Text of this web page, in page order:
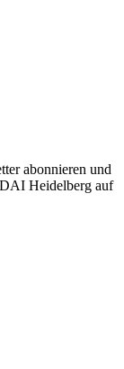
abonnieren und
DAI Heidelberg auf